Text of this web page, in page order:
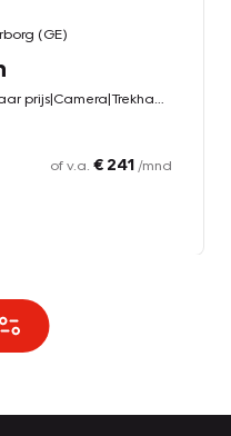
(GE)
of v.a. € 241 /mnd